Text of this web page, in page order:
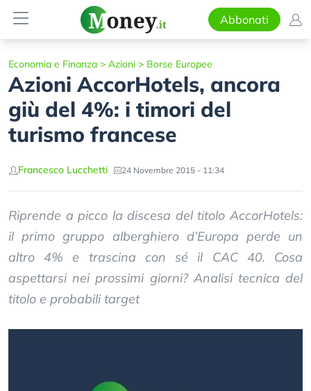
Abbonati
Economia e Finanza > Azioni > Borse Europee
Azioni AccorHotels, ancora
giù del 4%: i timori del
turismo francese
Francesco Lucchetti 24 Novembre 2015 - 11:34
Riprende a picco la discesa del titolo AccorHotels:
il primo gruppo alberghiero d’Europa perde un
altro 4% e trascina con sé il CAC 40. Cosa
aspettarsi nei prossimi giorni? Analisi tecnica del
titolo e probabili target